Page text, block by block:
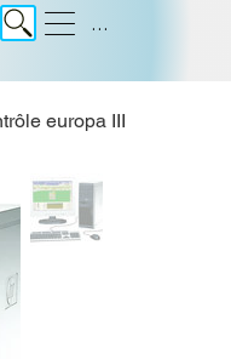
Menu
europa III